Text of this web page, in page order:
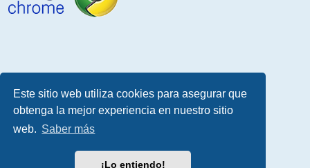
Este sitio web utiliza cookies para asegurar que
obtenga la mejor experiencia en nuestro sitio
web. Saber más
¡Lo entiendo!